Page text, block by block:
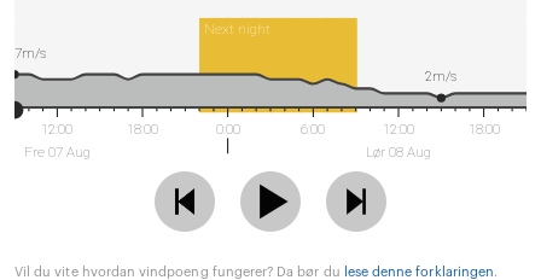
Next night
12:00
Fre 07 Aug
18:00 0:00 6:00
12:00
Lør 08 Aug
18:00
7m/s
2m/s
Vil du vite hvordan vindpoeng fungerer? Da bør du lese denne forklaringen.